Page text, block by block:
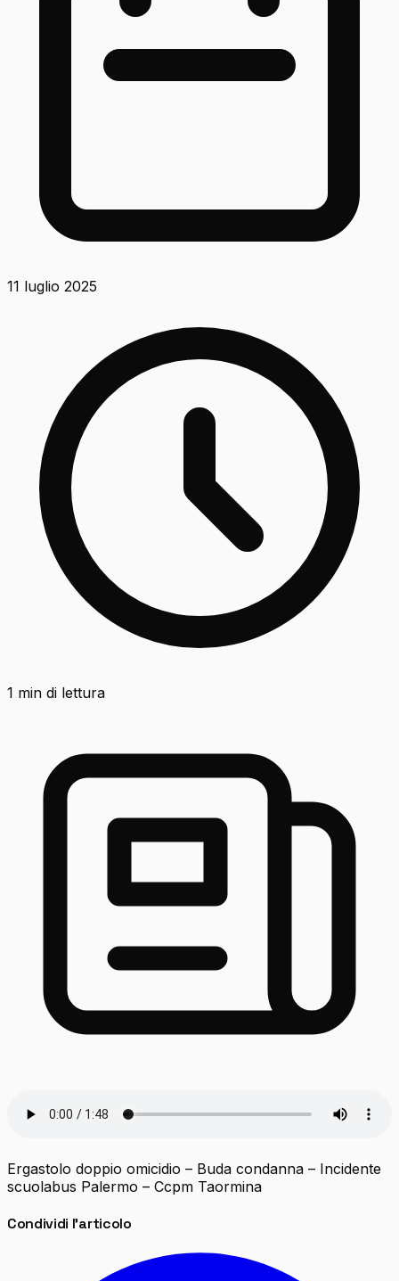
11 luglio 2025
1 min di lettura
Ergastolo doppio omicidio – Buda condanna – Incidente
scuolabus Palermo – Ccpm Taormina
Condividi l'articolo